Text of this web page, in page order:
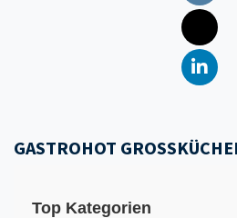
GASTROHOT
Top Kategorien